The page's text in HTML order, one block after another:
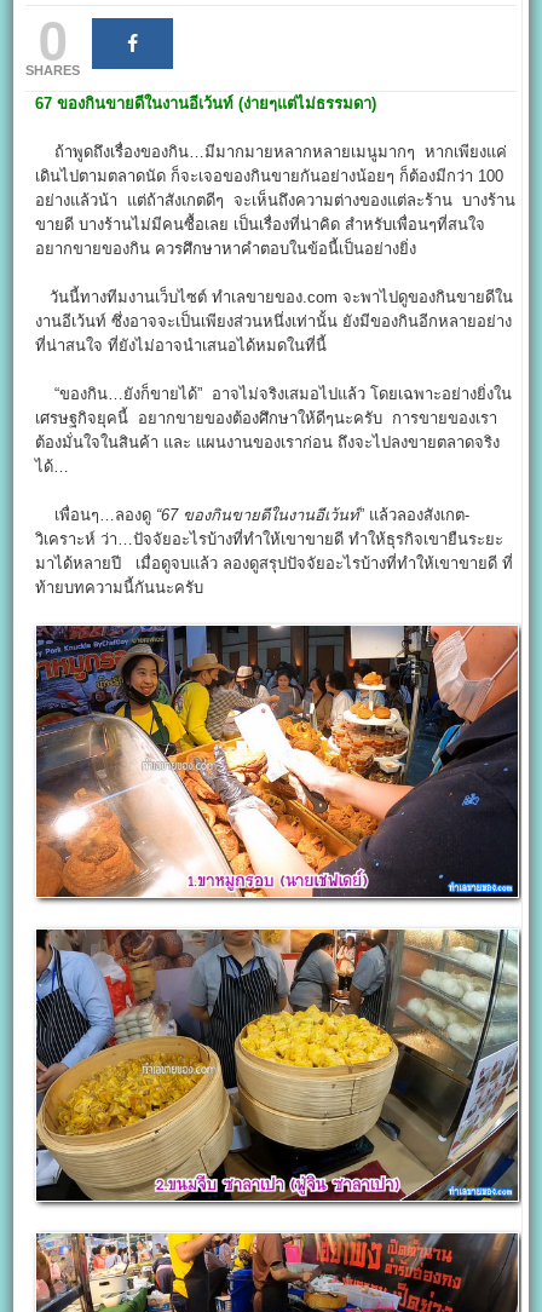
0
SHARES
67ของกินขายดีในงานอีเว้นท์(ง่ายๆแต่ไม่ธรรมดา)
ถ้าพูดถึงเรื่องของกิน…มีมากมายหลากหลายเมนูมากๆ หากเพียงแค่
เดินไปตามตลาดนัด ก็จะเจอของกินขายกันอย่างน้อยๆ ก็ต้องมีกว่า 100
อย่างแล้วน้า แต่ถ้าสังเกตดีๆ จะเห็นถึงความต่างของแต่ละร้าน บางร้าน
ขายดี บางร้านไม่มีคนซื้อเลย เป็นเรื่องที่น่าคิด สำหรับเพื่อนๆที่สนใจ
อยากขายของกิน ควรศึกษาหาคำตอบในข้อนี้เป็นอย่างยิ่ง
วันนี้ทางทีมงานเว็บไซต์ ทำเลขายของ.com จะพาไปดูของกินขายดีใน
งานอีเว้นท์ ซึ่งอาจจะเป็นเพียงส่วนหนึ่งเท่านั้น ยังมีของกินอีกหลายอย่าง
ที่น่าสนใจ ที่ยังไม่อาจนำเสนอได้หมดในที่นี้
“ของกิน…ยังก็ขายได้” อาจไม่จริงเสมอไปแล้ว โดยเฉพาะอย่างยิ่งใน
เศรษฐกิจยุคนี้ อยากขายของต้องศึกษาให้ดีๆนะครับ การขายของเรา
ต้องมั่นใจในสินค้า และ แผนงานของเราก่อน ถึงจะไปลงขายตลาดจริง
ได้…
เพื่อนๆ…ลองดู “67 ของกินขายดีในงานอีเว้นท์” แล้วลองสังเกต-
วิเคราะห์ ว่า…ปัจจัยอะไรบ้างที่ทำให้เขาขายดี ทำให้ธุรกิจเขายืนระยะ
มาได้หลายปี เมื่อดูจบแล้ว ลองดูสรุปปัจจัยอะไรบ้างที่ทำให้เขาขายดี ที่
ท้ายบทความนี้กันนะครับ